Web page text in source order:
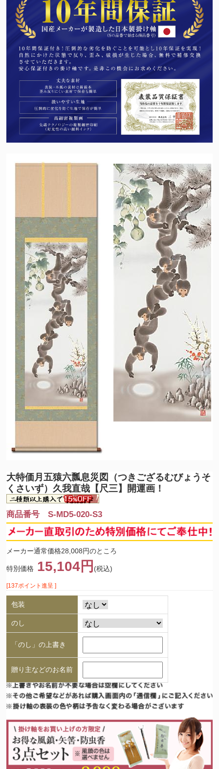
大特価月五猿六瓢息災図（つきござるむびょうそ
くさいず）久我直哉【尺三】開運画！
商品番号 S-MD5-020-S3
メーカー通常価格28,008円のところ
特別価格 15,104円 (税込)
[137ポイント進呈 ]
包装
のし
「のし」の上書き
贈り主などのお名前